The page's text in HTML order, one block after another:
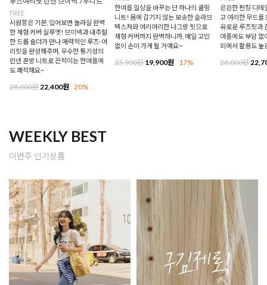
FREE
시원함은 기본, 입어보면 놀라실 완벽
한 체형 커버 실루엣! 브이넥과 내추럴
한 드롭 숄더가 만나 매력적인 루즈-여
리핏을 완성해주며, 우수한 통기성의
린넨 혼방 니트로 끈적이는 한여름에
도 쾌적해요~
28,000원22,400원 20%
한여름 일상을 바꾸는 단 하나의 쿨링
니트! 몸에 감기지 않는 보송한 슬라브
텍스처와 여리여리한 나그랑 핏으로
체형 커버까지 완벽하니까, 매일 고민
없이 손이 가게 될 거예요~
23,900원19,900원 17%
은은한 펀칭 디테
고 여리한 무드를
유로운 루즈핏과
여름에도 부담 없
외에서 활용도 높
28,000원
WEEKLY BEST
이번주 인기상품